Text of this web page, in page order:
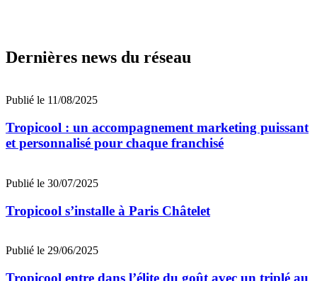
Dernières news du réseau
Publié le 11/08/2025
Tropicool : un accompagnement marketing puissant
et personnalisé pour chaque franchisé
Publié le 30/07/2025
Tropicool s’installe à Paris Châtelet
Publié le 29/06/2025
Tropicool entre dans l’élite du goût avec un triplé au